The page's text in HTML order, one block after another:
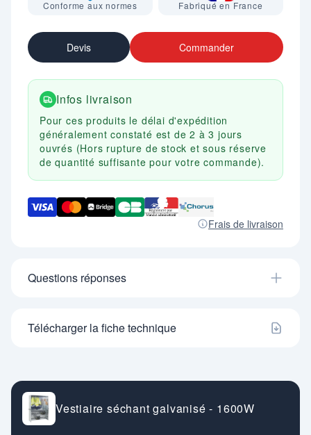
- Temps de séchage : 1 à 4 heures.
4 heures.
- Dim. (mm) : H. 1970 X L. 1550 X P. 500.
- Alimentation 230 V, 10 A.
- Conforme CE.
- En option : support sèche-gants capacité 10
paires.
Conforme aux normes Fabriqué en France
Devis Commander
Infos livraison
Pour ces produits le délai d'expédition
généralement constaté est de 2 à 3 jours
ouvrés (Hors rupture de stock et sous réserve
de quantité suffisante pour votre commande).
Frais de livraison
Questions réponses
Télécharger la fiche technique
Vestiaire séchant galvanisé - 1600W